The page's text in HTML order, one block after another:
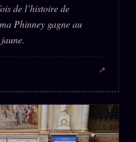
de l’histoire de
Phinney gagne au
↗